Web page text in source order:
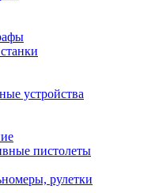
устройства
пистолеты
рулетки